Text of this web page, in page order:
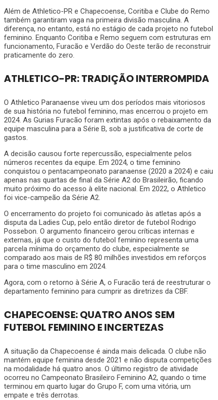
Além de Athletico-PR e Chapecoense, Coritiba e Clube do Remo
também garantiram vaga na primeira divisão masculina. A
diferença, no entanto, está no estágio de cada projeto no futebol
feminino. Enquanto Coritiba e Remo seguem com estruturas em
funcionamento, Furacão e Verdão do Oeste terão de reconstruir
praticamente do zero.
ATHLETICO-PR: TRADIÇÃO INTERROMPIDA
O Athletico Paranaense viveu um dos períodos mais vitoriosos
de sua história no futebol feminino, mas encerrou o projeto em
2024. As Gurias Furacão foram extintas após o rebaixamento da
equipe masculina para a Série B, sob a justificativa de corte de
gastos.
A decisão causou forte repercussão, especialmente pelos
números recentes da equipe. Em 2024, o time feminino
conquistou o pentacampeonato paranaense (2020 a 2024) e caiu
apenas nas quartas de final da Série A2 do Brasileirão, ficando
muito próximo do acesso à elite nacional. Em 2022, o Athletico
foi vice-campeão da Série A2.
O encerramento do projeto foi comunicado às atletas após a
disputa da Ladies Cup, pelo então diretor de futebol Rodrigo
Possebon. O argumento financeiro gerou críticas internas e
externas, já que o custo do futebol feminino representa uma
parcela mínima do orçamento do clube, especialmente se
comparado aos mais de R$ 80 milhões investidos em reforços
para o time masculino em 2024.
Agora, com o retorno à Série A, o Furacão terá de reestruturar o
departamento feminino para cumprir as diretrizes da CBF.
CHAPECOENSE: QUATRO ANOS SEM
FUTEBOL FEMININO E INCERTEZAS
A situação da Chapecoense é ainda mais delicada. O clube não
mantém equipe feminina desde 2021 e não disputa competições
na modalidade há quatro anos. O último registro de atividade
ocorreu no Campeonato Brasileiro Feminino A2, quando o time
terminou em quarto lugar do Grupo F, com uma vitória, um
empate e três derrotas.